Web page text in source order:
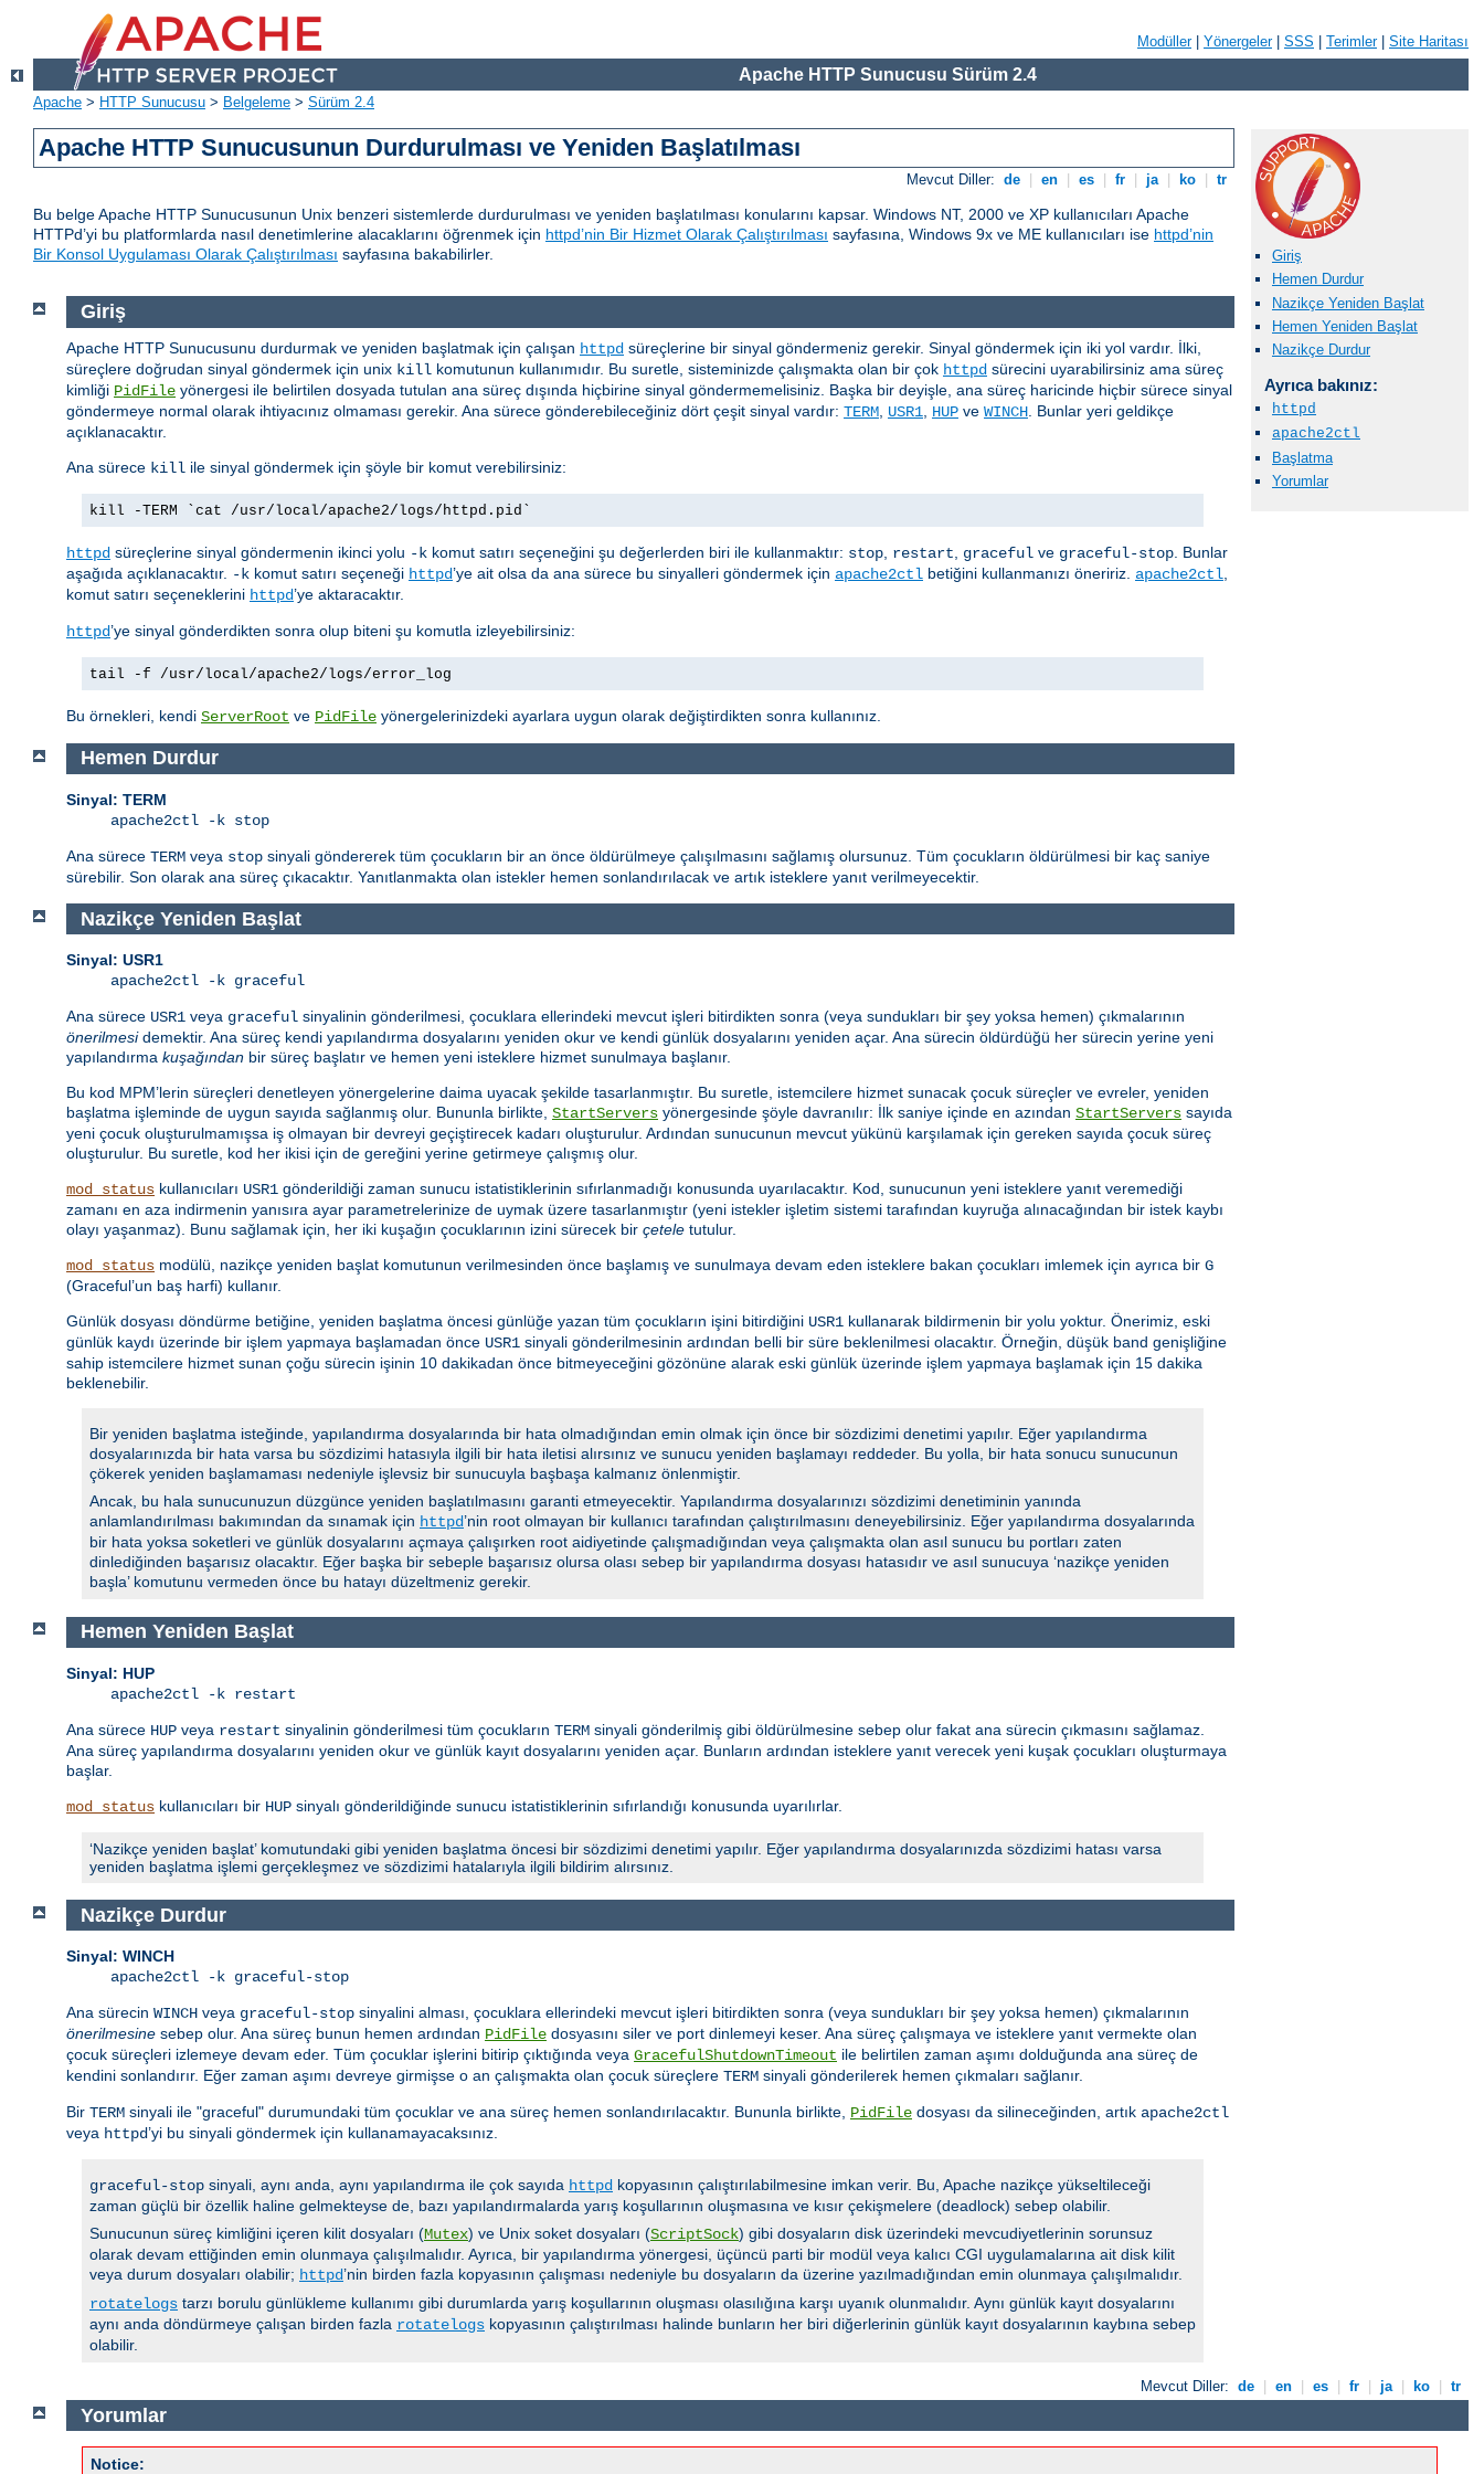
Modüller| Yönergeler| SSS Terimler| Site Haritası
Apache HTTP Sunucusu Sürüm 2.4
Apache > HTTP Sunucusu > Belgeleme > Sürüm 2.4
Apache HTTP Sunucusunun Durdurulması ve Yeniden Başlatılması
Mevcut Diller: de en es fr ja ko tr
Bu belge Apache HTTP Sunucusunun Unix benzeri sistemlerde durdurulması ve yeniden başlatılması konularını kapsar. Windows NT, 2000 ve XP kullanıcıları Apache
HTTPd’yi bu platformlarda nasıl denetimlerine alacaklarını öğrenmek için httpd’nin Bir Hizmet Olarak Çalıştırılması sayfasına, Windows 9x ve ME kullanıcıları ise httpd’nin
Bir Konsol Uygulaması Olarak Çalıştırılması sayfasına bakabilirler.
Giriş
Hemen Durdur
Nazikçe Yeniden Başlat
Hemen Yeniden Başlat
Nazikçe Durdur
Ayrıca bakınız:
httpd
apache2ctl
Başlatma
Yorumlar
Giriş
Apache HTTP Sunucusunu durdurmak ve yeniden başlatmak için çalışan httpd süreçlerine bir sinyal göndermeniz gerekir. Sinyal göndermek için iki yol vardır. İlki,
süreçlere doğrudan sinyal göndermek için unix kill komutunun kullanımıdır. Bu suretle, sisteminizde çalışmakta olan bir çok httpd sürecini uyarabilirsiniz ama süreç
kimliği PidFile yönergesi ile belirtilen dosyada tutulan ana süreç dışında hiçbirine sinyal göndermemelisiniz. Başka bir deyişle, ana süreç haricinde hiçbir sürece sinyal
göndermeye normal olarak ihtiyacınız olmaması gerekir. Ana sürece gönderebileceğiniz dört çeşit sinyal vardır: TERM USR1 HUP ve WINCH . Bunlar yeri geldikçe
açıklanacaktır.
Ana sürece kill ile sinyal göndermek için şöyle bir komut verebilirsiniz:
kill -TERM `cat /usr/local/apache2/logs/httpd.pid`
httpd süreçlerine sinyal göndermenin ikinci yolu -k komut satırı seçeneğini şu değerlerden biri ile kullanmaktır: stop restart graceful ve graceful-stop . Bunlar
aşağıda açıklanacaktır. -k komut satırı seçeneği httpd’ye ait olsa da ana sürece bu sinyalleri göndermek için apache2ctl betiğini kullanmanızı öneririz. apache2ctl
komut satırı seçeneklerini httpd’ye aktaracaktır.
httpd’ye sinyal gönderdikten sonra olup biteni şu komutla izleyebilirsiniz:
tail -f /usr/local/apache2/logs/error_log
Bu örnekleri, kendi ServerRoot ve PidFile yönergelerinizdeki ayarlara uygun olarak değiştirdikten sonra kullanınız.
Hemen Durdur
Sinyal: TERM
apache2ctl -k stop
Ana sürece TERM veya stop sinyali göndererek tüm çocukların bir an önce öldürülmeye çalışılmasını sağlamış olursunuz. Tüm çocukların öldürülmesi bir kaç saniye
sürebilir. Son olarak ana süreç çıkacaktır. Yanıtlanmakta olan istekler hemen sonlandırılacak ve artık isteklere yanıt verilmeyecektir.
Nazikçe Yeniden Başlat
Sinyal: USR1
apache2ctl -k graceful
Ana sürece USR1 veya graceful sinyalinin gönderilmesi, çocuklara ellerindeki mevcut işleri bitirdikten sonra (veya sundukları bir şey yoksa hemen) çıkmalarının
önerilmesidemektir. Ana süreç kendi yapılandırma dosyalarını yeniden okur ve kendi günlük dosyalarını yeniden açar. Ana sürecin öldürdüğü her sürecin yerine yeni
yapılandırma kuşağından bir süreç başlatır ve hemen yeni isteklere hizmet sunulmaya başlanır.
Bu kod MPM’lerin süreçleri denetleyen yönergelerine daima uyacak şekilde tasarlanmıştır. Bu suretle, istemcilere hizmet sunacak çocuk süreçler ve evreler, yeniden
başlatma işleminde de uygun sayıda sağlanmış olur. Bununla birlikte, StartServers yönergesinde şöyle davranılır: İlk saniye içinde en azından StartServers sayıda
yeni çocuk oluşturulmamışsa iş olmayan bir devreyi geçiştirecek kadarı oluşturulur. Ardından sunucunun mevcut yükünü karşılamak için gereken sayıda çocuk süreç
oluşturulur. Bu suretle, kod her ikisi için de gereğini yerine getirmeye çalışmış olur.
mod_status kullanıcıları USR1 gönderildiği zaman sunucu istatistiklerinin sıfırlanmadığı konusunda uyarılacaktır. Kod, sunucunun yeni isteklere yanıt veremediği
zamanı en aza indirmenin yanısıra ayar parametrelerinize de uymak üzere tasarlanmıştır (yeni istekler işletim sistemi tarafından kuyruğa alınacağından bir istek kaybı
olayı yaşanmaz). Bunu sağlamak için, her iki kuşağın çocuklarının izini sürecek bir çetele tutulur.
mod_status modülü, nazikçe yeniden başlat komutunun verilmesinden önce başlamış ve sunulmaya devam eden isteklere bakan çocukları imlemek için ayrıca bir G
(Graceful’un baş harfi) kullanır.
Günlük dosyası döndürme betiğine, yeniden başlatma öncesi günlüğe yazan tüm çocukların işini bitirdiğini USR1 kullanarak bildirmenin bir yolu yoktur. Önerimiz, eski
günlük kaydı üzerinde bir işlem yapmaya başlamadan önce USR1 sinyali gönderilmesinin ardından belli bir süre beklenilmesi olacaktır. Örneğin, düşük band genişliğine
sahip istemcilere hizmet sunan çoğu sürecin işinin 10 dakikadan önce bitmeyeceğini gözönüne alarak eski günlük üzerinde işlem yapmaya başlamak için 15 dakika
beklenebilir.
Bir yeniden başlatma isteğinde, yapılandırma dosyalarında bir hata olmadığından emin olmak için önce bir sözdizimi denetimi yapılır. Eğer yapılandırma
dosyalarınızda bir hata varsa bu sözdizimi hatasıyla ilgili bir hata iletisi alırsınız ve sunucu yeniden başlamayı reddeder. Bu yolla, bir hata sonucu sunucunun
çökerek yeniden başlamaması nedeniyle işlevsiz bir sunucuyla başbaşa kalmanız önlenmiştir.
Ancak, bu hala sunucunuzun düzgünce yeniden başlatılmasını garanti etmeyecektir. Yapılandırma dosyalarınızı sözdizimi denetiminin yanında
anlamlandırılması bakımından da sınamak için httpd’nin root olmayan bir kullanıcı tarafından çalıştırılmasını deneyebilirsiniz. Eğer yapılandırma dosyalarında
bir hata yoksa soketleri ve günlük dosyalarını açmaya çalışırken root aidiyetinde çalışmadığından veya çalışmakta olan asıl sunucu bu portları zaten
dinlediğinden başarısız olacaktır. Eğer başka bir sebeple başarısız olursa olası sebep bir yapılandırma dosyası hatasıdır ve asıl sunucuya ‘nazikçe yeniden
başla’ komutunu vermeden önce bu hatayı düzeltmeniz gerekir.
Hemen Yeniden Başlat
Sinyal: HUP
apache2ctl -k restart
Ana sürece HUP veya restart sinyalinin gönderilmesi tüm çocukların TERM sinyali gönderilmiş gibi öldürülmesine sebep olur fakat ana sürecin çıkmasını sağlamaz.
Ana süreç yapılandırma dosyalarını yeniden okur ve günlük kayıt dosyalarını yeniden açar. Bunların ardından isteklere yanıt verecek yeni kuşak çocukları oluşturmaya
başlar.
mod_status kullanıcıları bir HUP sinyalı gönderildiğinde sunucu istatistiklerinin sıfırlandığı konusunda uyarılırlar.
‘Nazikçe yeniden başlat’ komutundaki gibi yeniden başlatma öncesi bir sözdizimi denetimi yapılır. Eğer yapılandırma dosyalarınızda sözdizimi hatası varsa
yeniden başlatma işlemi gerçekleşmez ve sözdizimi hatalarıyla ilgili bildirim alırsınız.
Nazikçe Durdur
Sinyal: WINCH
apache2ctl -k graceful-stop
Ana sürecin WINCH veya graceful-stop sinyalini alması, çocuklara ellerindeki mevcut işleri bitirdikten sonra (veya sundukları bir şey yoksa hemen) çıkmalarının
önerilmesine sebep olur. Ana süreç bunun hemen ardından PidFile dosyasını siler ve port dinlemeyi keser. Ana süreç çalışmaya ve isteklere yanıt vermekte olan
çocuk süreçleri izlemeye devam eder. Tüm çocuklar işlerini bitirip çıktığında veya GracefulShutdownTimeout ile belirtilen zaman aşımı dolduğunda ana süreç de
kendini sonlandırır. Eğer zaman aşımı devreye girmişse o an çalışmakta olan çocuk süreçlere TERM sinyali gönderilerek hemen çıkmaları sağlanır.
Bir TERM sinyali ile "graceful" durumundaki tüm çocuklar ve ana süreç hemen sonlandırılacaktır. Bununla birlikte, PidFile dosyası da silineceğinden, artık apache2ctl
veya httpd’yi bu sinyali göndermek için kullanamayacaksınız.
graceful-stop sinyali, aynı anda, aynı yapılandırma ile çok sayıda httpd kopyasının çalıştırılabilmesine imkan verir. Bu, Apache nazikçe yükseltileceği
zaman güçlü bir özellik haline gelmekteyse de, bazı yapılandırmalarda yarış koşullarının oluşmasına ve kısır çekişmelere (deadlock) sebep olabilir.
Sunucunun süreç kimliğini içeren kilit dosyaları (Mutex) ve Unix soket dosyaları (ScriptSock) gibi dosyaların disk üzerindeki mevcudiyetlerinin sorunsuz
olarak devam ettiğinden emin olunmaya çalışılmalıdır. Ayrıca, bir yapılandırma yönergesi, üçüncü parti bir modül veya kalıcı CGI uygulamalarına ait disk kilit
veya durum dosyaları olabilir; httpd’nin birden fazla kopyasının çalışması nedeniyle bu dosyaların da üzerine yazılmadığından emin olunmaya çalışılmalıdır.
rotatelogs tarzı borulu günlükleme kullanımı gibi durumlarda yarış koşullarının oluşması olasılığına karşı uyanık olunmalıdır. Aynı günlük kayıt dosyalarını
aynı anda döndürmeye çalışan birden fazla rotatelogs kopyasının çalıştırılması halinde bunların her biri diğerlerinin günlük kayıt dosyalarının kaybına sebep
olabilir.
Mevcut Diller: de en es fr ja ko tr
Yorumlar
Notice: